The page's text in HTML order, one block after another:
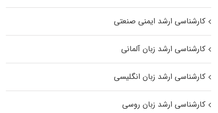
کارشناسی ارشد ایمنی صنعتی
کارشناسی ارشد زبان آلمانی
کارشناسی ارشد زبان انگلیسی
کارشناسی ارشد زبان روسی